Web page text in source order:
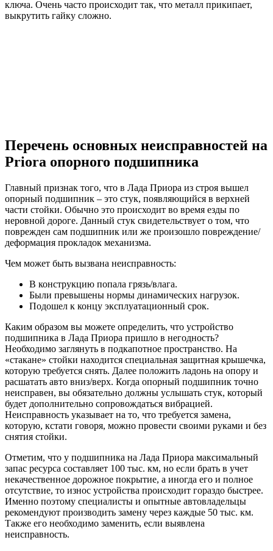
ключа. Очень часто происходит так, что металл прикипает,
выкрутить гайку сложно.
Перечень основных неисправностей на
Priora опорного подшипника
Главный признак того, что в Лада Приора из строя вышел
опорный подшипник – это стук, появляющийся в верхней
части стойки. Обычно это происходит во время езды по
неровной дороге. Данный стук свидетельствует о том, что
поврежден сам подшипник или же произошло повреждение/
деформация прокладок механизма.
Чем может быть вызвана неисправность:
В конструкцию попала грязь/влага.
Были превышены нормы динамических нагрузок.
Подошел к концу эксплуатационный срок.
Каким образом вы можете определить, что устройство
подшипника в Лада Приора пришло в негодность?
Необходимо заглянуть в подкапотное пространство. На
«стакане» стойки находится специальная защитная крышечка,
которую требуется снять. Далее положить ладонь на опору и
расшатать авто вниз/верх. Когда опорный подшипник точно
неисправен, вы обязательно должны услышать стук, который
будет дополнительно сопровождаться вибрацией.
Неисправность указывает на то, что требуется замена,
которую, кстати говоря, можно провести своими руками и без
снятия стойки.
Отметим, что у подшипника на Лада Приора максимальный
запас ресурса составляет 100 тыс. км, но если брать в учет
некачественное дорожное покрытие, а иногда его и полное
отсутствие, то износ устройства происходит гораздо быстрее.
Именно поэтому специалисты и опытные автовладельцы
рекомендуют производить замену через каждые 50 тыс. км.
Также его необходимо заменить, если выявлена
неисправность.